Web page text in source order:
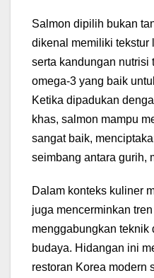
Salmon dipilih bukan
dikenal memiliki tekstur
serta kandungan nutrisi
omega-3 yang baik
Ketika dipadukan
khas, salmon mampu
sangat baik,
seimbang antara gurih,
Dalam konteks kuliner
juga mencerminkan
menggabungkan teknik
budaya. Hidangan ini
restoran Korea modern